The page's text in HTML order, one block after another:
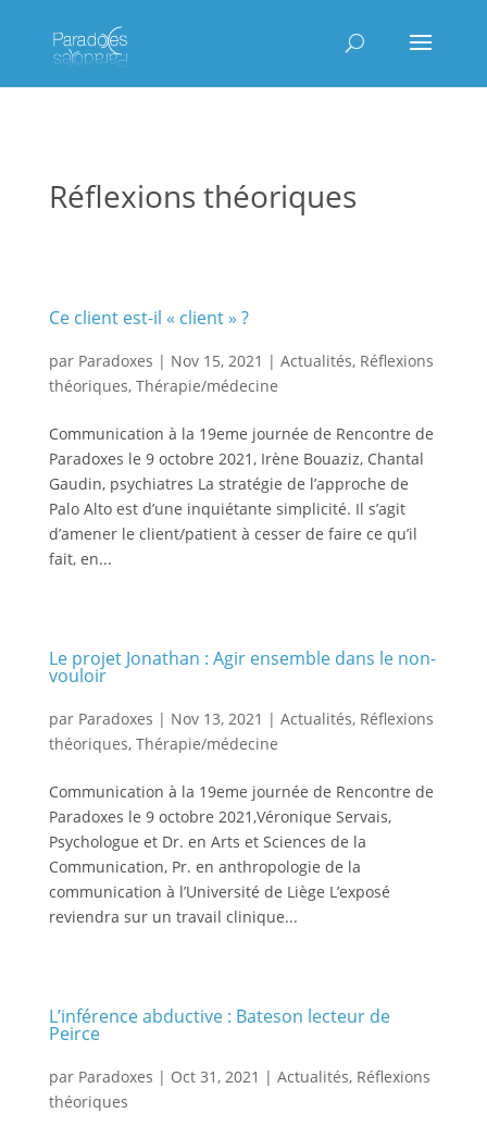
Réflexions théoriques
Ce client est-il « client » ?
par Paradoxes | Nov 15, 2021 | Actualités, Réflexions
théoriques, Thérapie/médecine
Communication à la 19eme journée de Rencontre de
Paradoxes le 9 octobre 2021, Irène Bouaziz, Chantal
Gaudin, psychiatres La stratégie de l’approche de
Palo Alto est d’une inquiétante simplicité. Il s’agit
d’amener le client/patient à cesser de faire ce qu’il
fait, en...
Le projet Jonathan : Agir ensemble dans le non-
vouloir
par Paradoxes | Nov 13, 2021 | Actualités, Réflexions
théoriques, Thérapie/médecine
Communication à la 19eme journée de Rencontre de
Paradoxes le 9 octobre 2021,Véronique Servais,
Psychologue et Dr. en Arts et Sciences de la
Communication, Pr. en anthropologie de la
communication à l’Université de Liège L’exposé
reviendra sur un travail clinique...
L’inférence abductive : Bateson lecteur de
Peirce
par Paradoxes | Oct 31, 2021 | Actualités, Réflexions
théoriques